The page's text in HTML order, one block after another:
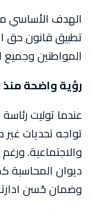
الهدف الأساسي
تطبيق قانون حق
المواطنين وجميع
رؤية واضحة منذ
تواجه تحديات
والاجتماعية.
ديوان المحاسبة
وضمان حُسن